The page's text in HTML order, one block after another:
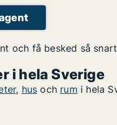
och få besked så
i hela Sverige
, hus och rum i hela